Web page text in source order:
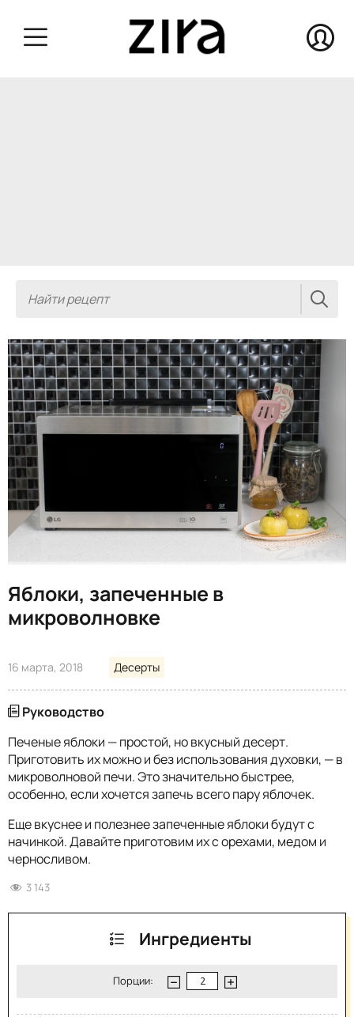
Яблоки, запеченные в
микроволновке
16 марта, 2018 Десерты
Руководство
Печеные яблоки — простой, но вкусный десерт.
Приготовить их можно и без использования духовки, — в
микроволновой печи. Это значительно быстрее,
особенно, если хочется запечь всего пару яблочек.
Еще вкуснее и полезнее запеченные яблоки будут с
начинкой. Давайте приготовим их с орехами, медом и
черносливом.
3 143
Ингредиенты
Порции: